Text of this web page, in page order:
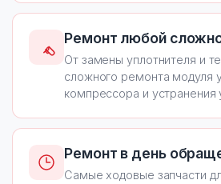
Ремонт любой
От замены уплотнителя и
сложного ремонта модуля
компрессора и устранения
Ремонт в день
Самые ходовые запчасти